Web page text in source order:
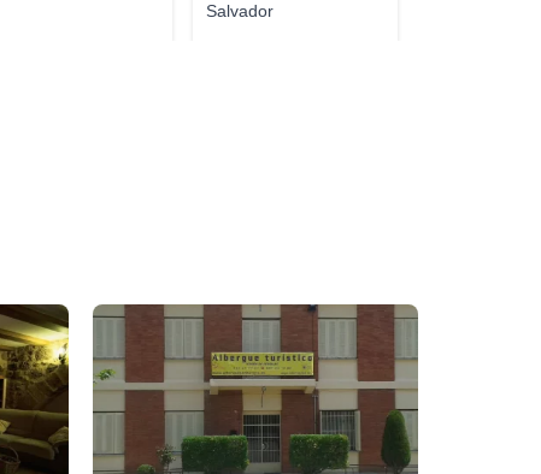
Salvador